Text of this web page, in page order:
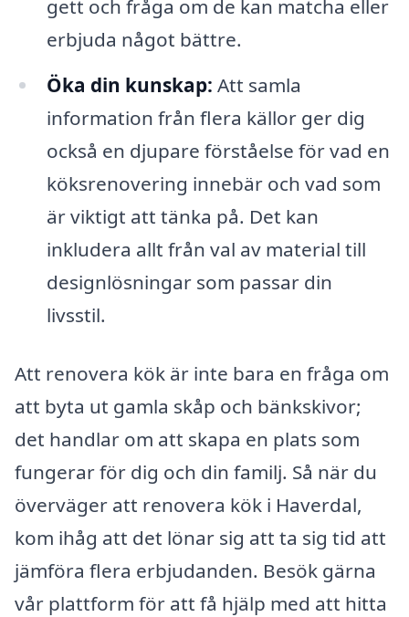
gett och fråga om de kan matcha eller
erbjuda något bättre.
Öka din kunskap: Att samla
information från flera källor ger dig
också en djupare förståelse för vad en
köksrenovering innebär och vad som
är viktigt att tänka på. Det kan
inkludera allt från val av material till
designlösningar som passar din
livsstil.
Att renovera kök är inte bara en fråga om
att byta ut gamla skåp och bänkskivor;
det handlar om att skapa en plats som
fungerar för dig och din familj. Så när du
överväger att renovera kök i Haverdal,
kom ihåg att det lönar sig att ta sig tid att
jämföra flera erbjudanden. Besök gärna
vår plattform för att få hjälp med att hitta